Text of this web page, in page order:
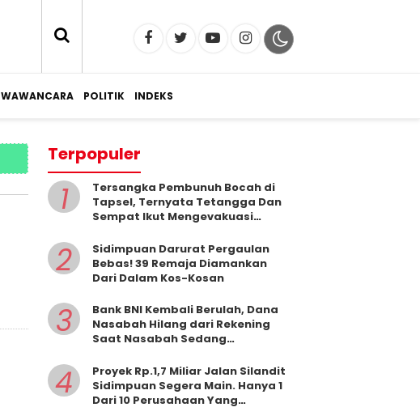
WAWANCARA POLITIK INDEKS
Terpopuler
1
Tersangka Pembunuh Bocah di
Tapsel, Ternyata Tetangga Dan
Sempat Ikut Mengevakuasi
2
Sidimpuan Darurat Pergaulan
Bebas! 39 Remaja Diamankan
Dari Dalam Kos-Kosan
3
Bank BNI Kembali Berulah, Dana
Nasabah Hilang dari Rekening
Saat Nasabah Sedang
4
Proyek Rp.1,7 Miliar Jalan Silandit
Sidimpuan Segera Main. Hanya 1
Dari 10 Perusahaan Yang